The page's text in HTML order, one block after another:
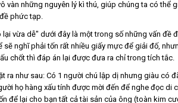
vàn những nguyên lý kì thú, giúp chúng ta có thể
phức tạp.
lại vừa dễ" dưới đây là một trong số những vấn đề
sẽ nghĩ phải tốn rất nhiều giấy mực để giải đố,
chốt thì đáp án lại được đưa ra chỉ trong tích tắc.
ra như sau: Có 1 người chú lập dị nhưng giàu có
họ hàng xấu tính được mời đến để nghe đọc di
để lại cho bạn tất cả tài sản của ông (toàn kim